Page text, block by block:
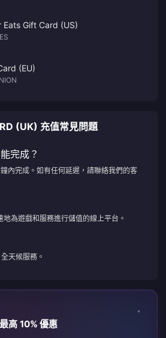
Eats Gift Card (US)
(EU)
(UK) 充值常見問題
完成？
內完成。如有任何延遲，請聯絡我們的客
為遊戲和服務進行儲值的線上平台。
天候服務。
高 10% 優惠